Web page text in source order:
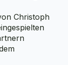
Christoph